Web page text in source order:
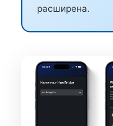
расширена.